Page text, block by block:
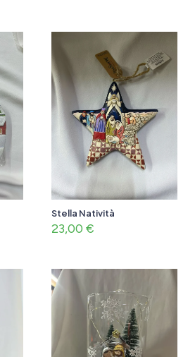
Stella Natività
23,00 €